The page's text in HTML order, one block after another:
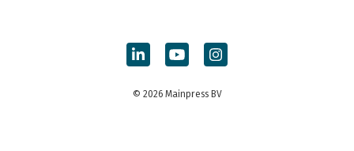
© 2026 Mainpress BV